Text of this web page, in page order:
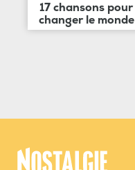
17 chansons pour
changer le monde